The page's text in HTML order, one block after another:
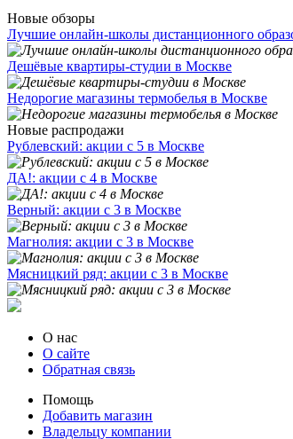
Новые обзоры
Лучшие онлайн-школы дистанционного
Дешёвые квартиры-студии в Москве
Недорогие магазины термобелья в Москве
Новые распродажи
Рублевский: акции с 5 в Москве
ДА!: акции с 4 в Москве
Верный: акции с 3 в Москве
Магнолия: акции с 3 в Москве
Мясницкий ряд: акции с 3 в Москве
О нас
О сайте
Обратная связь
Помощь
Добавить магазин
Владельцу компании